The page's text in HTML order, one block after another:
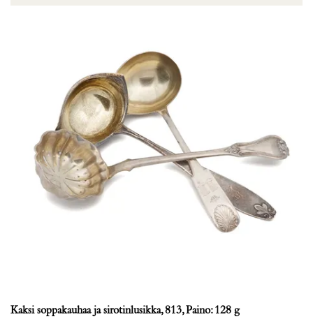
Kaksi soppakauhaa ja sirotinlusikka, 813, Paino: 128 g